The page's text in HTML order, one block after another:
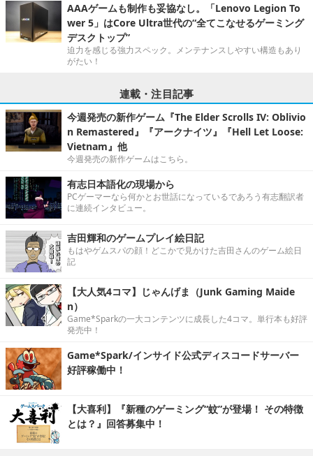
AAAゲームも制作も妥協なし。「Lenovo Legion To
wer 5」はCore Ultra世代の“全てこなせるゲーミング
デスクトップ”
迫力を感じる強力スペック。メンテナンスしやすい構造もあり
がたい！
連載・注目記事
今週発売の新作ゲーム『The Elder Scrolls IV: Oblivio
n Remastered』『アークナイツ』『Hell Let Loose:
Vietnam』他
今週発売の新作ゲームはこちら。
有志日本語化の現場から
PCゲーマーなら何かとお世話になっているであろう有志翻訳者
に連続インタビュー。
吉田輝和のゲームプレイ絵日記
もはやゲムスパの顔！どこかで見かけた吉田さんのゲーム絵日
記
【大人気4コマ】じゃんげま（Junk Gaming Maide
n）
Game*Sparkの一大コンテンツに成長した4コマ。単行本も好評
発売中！
Game*Spark/インサイド公式ディスコードサーバー
好評稼働中！
【大喜利】『新種のゲーミング“蚊”が登場！ その特徴
とは？』回答募集中！